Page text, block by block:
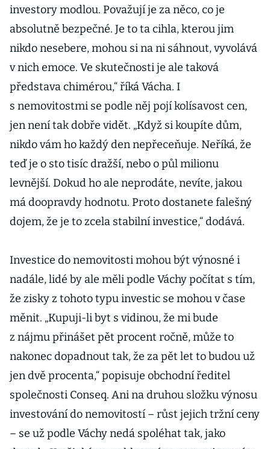
zádech
investory modlou. Považují je za něco, co je
absolutně bezpečné. Je to ta cihla, kterou jim
nikdo nesebere, mohou si na ni sáhnout, vyvolává
v nich emoce. Ve skutečnosti je ale taková
představa chimérou,“ říká Vácha. I
s nemovitostmi se podle něj pojí kolísavost cen,
jen není tak dobře vidět. „Když si koupíte dům,
nikdo vám ho každý den nepřeceňuje. Neříká, že
teď je o sto tisíc dražší, nebo o půl milionu
levnější. Dokud ho ale neprodáte, nevíte, jakou
má doopravdy hodnotu. Proto dostanete falešný
dojem, že je to zcela stabilní investice,“ dodává.
Investice do nemovitosti mohou být výnosné i
nadále, lidé by ale měli podle Váchy počítat s tím,
že zisky z tohoto typu investic se mohou v čase
měnit. „Kupuji-li byt s vidinou, že mi bude
z nájmu přinášet pět procent ročně, může to
nakonec dopadnout tak, že za pět let to budou už
jen dvě procenta,“ popisuje obchodní ředitel
společnosti Conseq. Ani na druhou složku výnosu
investování do nemovitostí – růst jejich tržní ceny
– se už podle Váchy nedá spoléhat tak, jako